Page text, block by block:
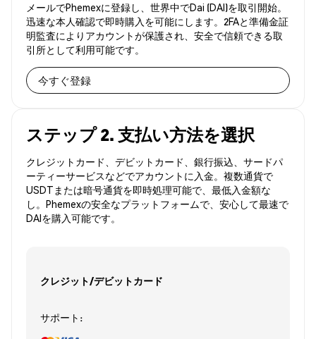
メールでPhemexに登録し、世界中でDai (DAI)を取引開始。
迅速な本人確認で即時購入を可能にします。2FAと準備金証
明監査によりアカウントが保護され、安全で信頼できる取
引所として利用可能です。
今すぐ登録
ステップ 2. 支払い方法を選択
クレジットカード、デビットカード、銀行振込、サードパ
ーティーサービスなどでアカウントに入金。複数通貨で
USDTまたは暗号通貨を即時処理可能で、最低入金額な
し。Phemexの安全なプラットフォームで、安心して最速で
DAIを購入可能です。
クレジット/デビットカード
サポート: